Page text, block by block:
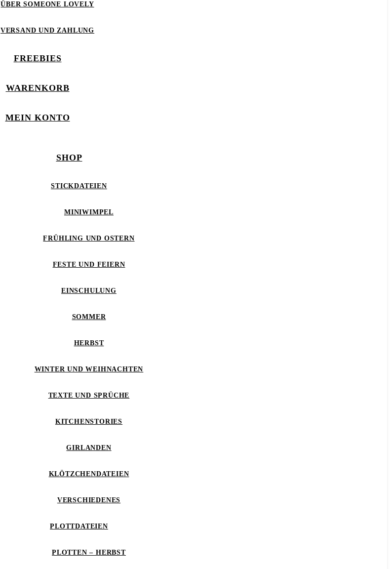
ÜBER SOMEONE LOVELY
VERSAND UND ZAHLUNG
FREEBIES
WARENKORB
MEIN KONTO
SHOP
STICKDATEIEN
MINIWIMPEL
FRÜHLING UND OSTERN
FESTE UND FEIERN
EINSCHULUNG
SOMMER
HERBST
WINTER UND WEIHNACHTEN
TEXTE UND SPRÜCHE
KITCHENSTORIES
GIRLANDEN
KLÖTZCHENDATEIEN
VERSCHIEDENES
PLOTTDATEIEN
PLOTTEN – HERBST